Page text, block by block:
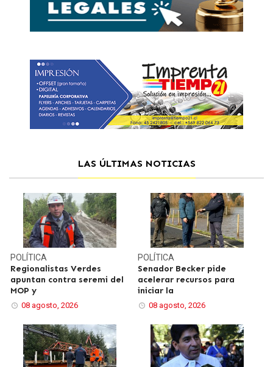
LAS ÚLTIMAS NOTICIAS
POLÍTICA
Regionalistas Verdes
apuntan contra seremi del
MOP y
08 agosto, 2026
POLÍTICA
Senador Becker pide
acelerar recursos para
iniciar la
08 agosto, 2026